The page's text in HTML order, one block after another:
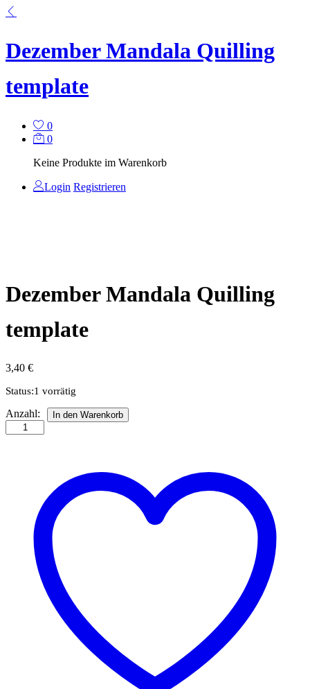
Dezember Mandala Quilling
template
0
0
Keine Produkte im Warenkorb
Login Registrieren
Dezember Mandala Quilling
template
3,40 €
Status:1 vorrätig
Dezember
Mandala
Quilling
Anzahl: In den Warenkorb